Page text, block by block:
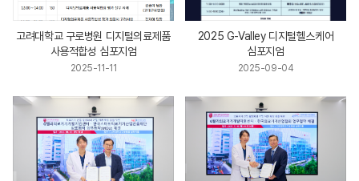
고려대학교 구로병원 디지털의료제품
사용적합성 심포지엄
2025-11-11
2025 G-Valley 디지털헬스케어
심포지엄
2025-09-04